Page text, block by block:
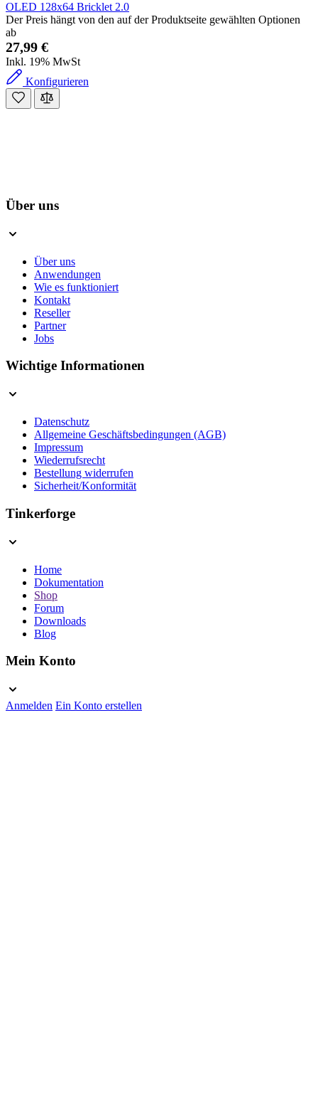
OLED 128x64 Bricklet 2.0
Der Preis hängt von den auf der Produktseite gewählten Optionen
ab
27,99 €
Inkl. 19% MwSt
Konfigurieren
Über uns
Über uns
Anwendungen
Wie es funktioniert
Kontakt
Reseller
Partner
Jobs
Wichtige Informationen
Datenschutz
Allgemeine Geschäftsbedingungen (AGB)
Impressum
Wiederrufsrecht
Bestellung widerrufen
Sicherheit/Konformität
Tinkerforge
Home
Dokumentation
Shop
Forum
Downloads
Blog
Mein Konto
Anmelden Ein Konto erstellen